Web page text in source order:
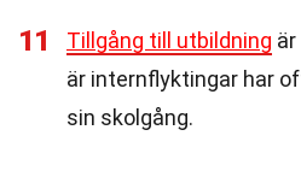
11 Tillgång till utbildning
är internflyktingar har
sin skolgång.